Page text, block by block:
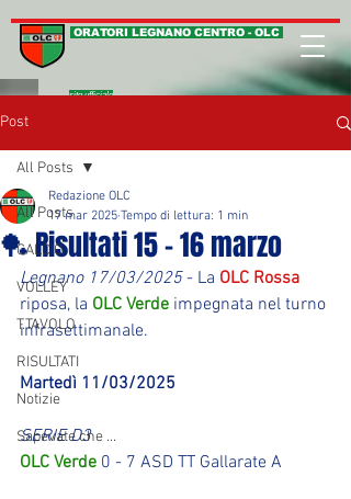
ORATORI LEGNANO CENTRO - OLC
sito ufficiale
Post
All Posts
CALCIO
VOLLEY
T.TAVOLO
RISULTATI
Notizie
Sapevate che ...
All Posts
🏓 Risultati 15 - 16 marzo
Redazione OLC
17 mar 2025 Tempo di lettura: 1 min
Legnano 17/03/2025 - La OLC Rossa
riposa, la OLC Verde impegnata nel turno
infrasettimanale.
Martedì 11/03/2025
SERIE D3
OLC Verde 0 - 7 ASD TT Gallarate A